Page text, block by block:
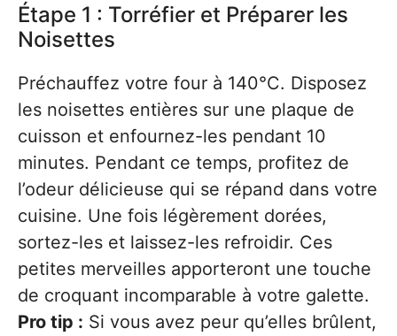
Étape 1 : Torréfier et Préparer les
Noisettes
Préchauffez votre four à 140°C. Disposez
les noisettes entières sur une plaque de
cuisson et enfournez-les pendant 10
minutes. Pendant ce temps, profitez de
l’odeur délicieuse qui se répand dans votre
cuisine. Une fois légèrement dorées,
sortez-les et laissez-les refroidir. Ces
petites merveilles apporteront une touche
de croquant incomparable à votre galette.
Pro tip : Si vous avez peur qu’elles brûlent,